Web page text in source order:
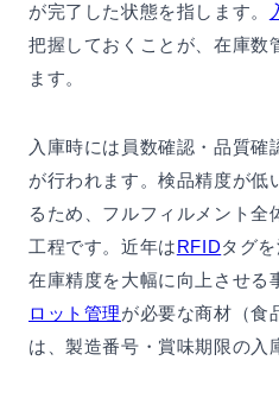
が完了した状態を指します。
把握しておくことが、在庫数
ます。
入庫時には員数確認・品質確
が行われます。検品精度が低
るため、フルフィルメント全
工程です。近年はRFIDタグ
在庫精度を大幅に向上させる
ロット管理が必要な商材（食
は、製造番号・賞味期限の入